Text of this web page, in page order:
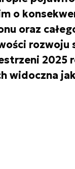
o
oraz
rozwoju
2025
widoczna